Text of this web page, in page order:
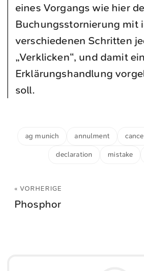
eines Vorgangs wie hier
Buchungsstornierung mit
verschiedenen Schritten
„Verklicken“, und damit
Erklärungshandlung
soll.
ag munich annulment
declaration mistake
« VORHERIGE
Phosphor